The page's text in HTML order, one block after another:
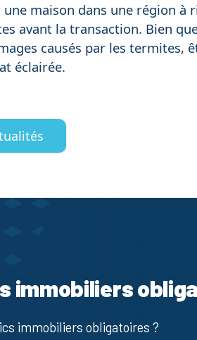
une maison dans une région à
avant la transaction. Bien
causés par les termites,
éclairée.
immobiliers
immobiliers obligatoires ?